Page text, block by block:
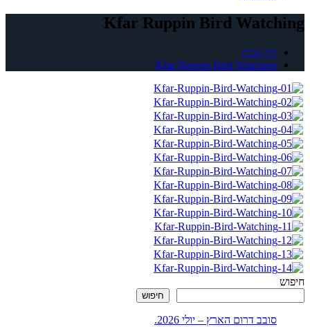
Kfar Ruppin Bird Watching
דף הבית
Kfar Ruppin Bird Watching
חיפוש
חיפוש
סובב דרום הארץ – יולי 2026.